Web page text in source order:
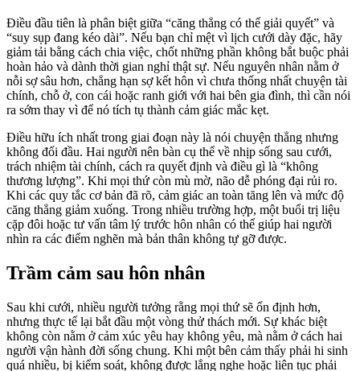
Điều đầu tiên là phân biệt giữa “căng thẳng có thể giải quyết” và
“suy sụp đang kéo dài”. Nếu bạn chỉ mệt vì lịch cưới dày đặc, hãy
giảm tải bằng cách chia việc, chốt những phần không bắt buộc phải
hoàn hảo và dành thời gian nghỉ thật sự. Nếu nguyên nhân nằm ở
nỗi sợ sâu hơn, chẳng hạn sợ kết hôn vì chưa thống nhất chuyện tài
chính, chỗ ở, con cái hoặc ranh giới với hai bên gia đình, thì cần nói
ra sớm thay vì để nó tích tụ thành cảm giác mắc kẹt.
Điều hữu ích nhất trong giai đoạn này là nói chuyện thẳng nhưng
không đối đầu. Hai người nên bàn cụ thể về nhịp sống sau cưới,
trách nhiệm tài chính, cách ra quyết định và điều gì là “không
thương lượng”. Khi mọi thứ còn mù mờ, não dễ phóng đại rủi ro.
Khi các quy tắc cơ bản đã rõ, cảm giác an toàn tăng lên và mức độ
căng thẳng giảm xuống. Trong nhiều trường hợp, một buổi trị liệu
cặp đôi hoặc tư vấn tâm lý trước hôn nhân có thể giúp hai người
nhìn ra các điểm nghẽn mà bản thân không tự gỡ được.
Trầm cảm sau hôn nhân
Sau khi cưới, nhiều người tưởng rằng mọi thứ sẽ ổn định hơn,
nhưng thực tế lại bắt đầu một vòng thử thách mới. Sự khác biệt
không còn nằm ở cảm xúc yêu hay không yêu, mà nằm ở cách hai
người vận hành đời sống chung. Khi một bên cảm thấy phải hi sinh
quá nhiều, bị kiểm soát, không được lắng nghe hoặc liên tục phải